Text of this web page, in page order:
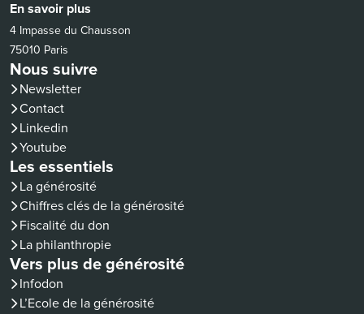
En savoir plus
4 Impasse du Chausson
75010 Paris
Nous suivre
Newsletter
Contact
Linkedin
(nouvelle fenêtre)
Youtube
(nouvelle fenêtre)
Les essentiels
La générosité
Chiffres clés de la générosité
Fiscalité du don
La philanthropie
Vers plus de générosité
Infodon
(nouvelle fenêtre)
L’Ecole de la générosité
(nouvelle fenêtre)